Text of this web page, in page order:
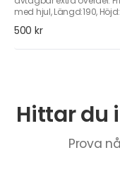
med hjul, Längd:190,
500 kr
Hittar du
Prova